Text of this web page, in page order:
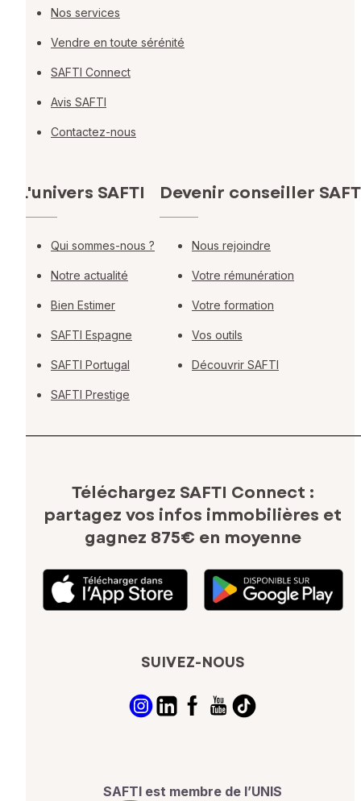
Nos services
Vendre en toute sérénité
SAFTI Connect
Avis SAFTI
Contactez-nous
L'univers SAFTI
Qui sommes-nous ?
Notre actualité
Bien Estimer
SAFTI Espagne
SAFTI Portugal
SAFTI Prestige
Devenir conseiller
Nous rejoindre
Votre rémunération
Votre formation
Vos outils
Découvrir SAFTI
Téléchargez SAFTI Connect :
partagez vos infos immobilières et
gagnez 875€ en moyenne
SUIVEZ-NOUS
SAFTI est membre de l’UNIS